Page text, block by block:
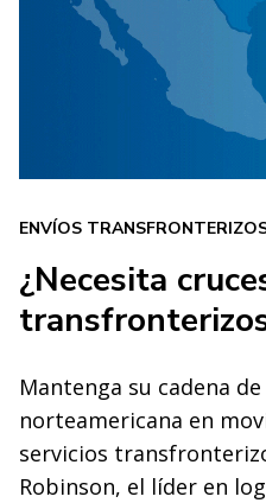
ENVÍOS
¿Necesita
Mantenga su cadena
norteamericana en
servicios
Robinson, el líder en